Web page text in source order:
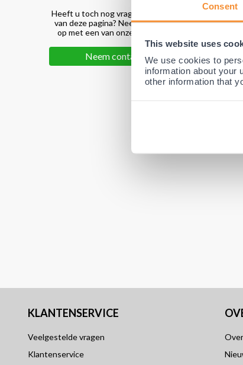
Consent
This website uses
We use cookies to
information about your
other information that
Heeft u toch nog vragen na het lezen
van deze pagina? Neem dan contact
op met een van onze specialisten!
Neem contact op
KLANTENSERVICE
Veelgestelde vragen
Klantenservice